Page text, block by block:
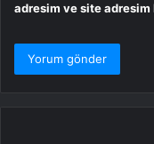
adresim ve site adresim